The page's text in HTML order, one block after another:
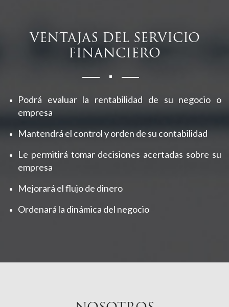
VENTAJAS DEL SERVICIO
FINANCIERO
Podrá evaluar la rentabilidad de su negocio o
empresa
Mantendrá el control y orden de su contabilidad
Le permitirá tomar decisiones acertadas sobre su
empresa
Mejorará el flujo de dinero
Ordenará la dinámica del negocio